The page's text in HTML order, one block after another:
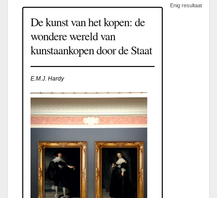
Enig resultaat
De kunst van het kopen: de
wondere wereld van
kunstaankopen door de Staat
E.M.J. Hardy